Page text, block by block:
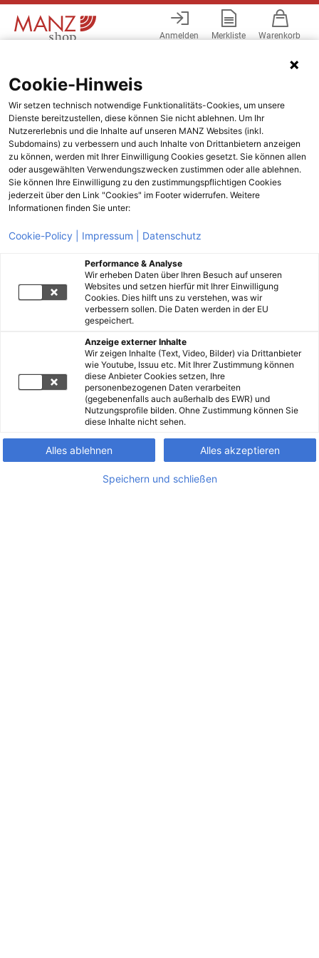
Anmelden Merkliste Warenkorb
Cookie-Hinweis
Wir setzen technisch notwendige Funktionalitäts-Cookies, um unsere
Dienste bereitzustellen, diese können Sie nicht ablehnen. Um Ihr
Nutzererlebnis und die Inhalte auf unseren MANZ Websites (inkl.
Subdomains) zu verbessern und auch Inhalte von Drittanbietern anzeigen
zu können, werden mit Ihrer Einwilligung Cookies gesetzt. Sie können allen
oder ausgewählten Verwendungszwecken zustimmen oder alle ablehnen.
Sie können Ihre Einwilligung zu den zustimmungspflichtigen Cookies
jederzeit über den Link "Cookies" im Footer widerrufen. Weitere
Informationen finden Sie unter:
Cookie-Policy | Impressum | Datenschutz
Performance & Analyse
Wir erheben Daten über Ihren Besuch auf unseren
Websites und setzen hierfür mit Ihrer Einwilligung
Cookies. Dies hilft uns zu verstehen, was wir
verbessern sollen. Die Daten werden in der EU
gespeichert.
Anzeige externer Inhalte
Wir zeigen Inhalte (Text, Video, Bilder) via Drittanbieter
wie Youtube, Issuu etc. Mit Ihrer Zustimmung können
diese Anbieter Cookies setzen, Ihre
personenbezogenen Daten verarbeiten
(gegebenenfalls auch außerhalb des EWR) und
Nutzungsprofile bilden. Ohne Zustimmung können Sie
diese Inhalte nicht sehen.
Alles ablehnen Alles akzeptieren
Speichern und schließen